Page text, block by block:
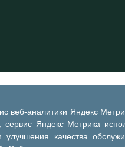
веб-аналитики Яндекс
Яндекс Метрика
улучшения качества